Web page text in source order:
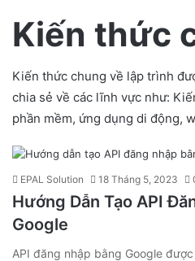
Kiến thức
Kiến thức chung về lập trình
chia sẻ về các lĩnh vực như:
phần mềm, ứng dụng di động,
EPAL Solution 18 Tháng 5, 2023
Hướng Dẫn Tạo API
Google
API đăng nhập bằng Google